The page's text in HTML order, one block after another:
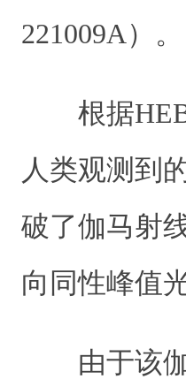
221009A）。
根据
人类观测到
破了伽马射
向同性峰值
由于该伽